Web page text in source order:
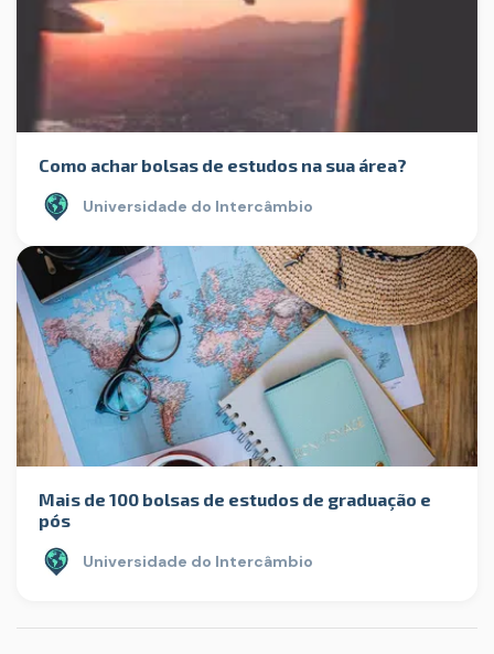
Como achar bolsas de estudos na sua área?
Universidade do Intercâmbio
Mais de 100 bolsas de estudos de graduação e
pós
Universidade do Intercâmbio